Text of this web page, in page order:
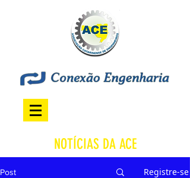
NOTÍCIAS DA ACE
Post Registre-se